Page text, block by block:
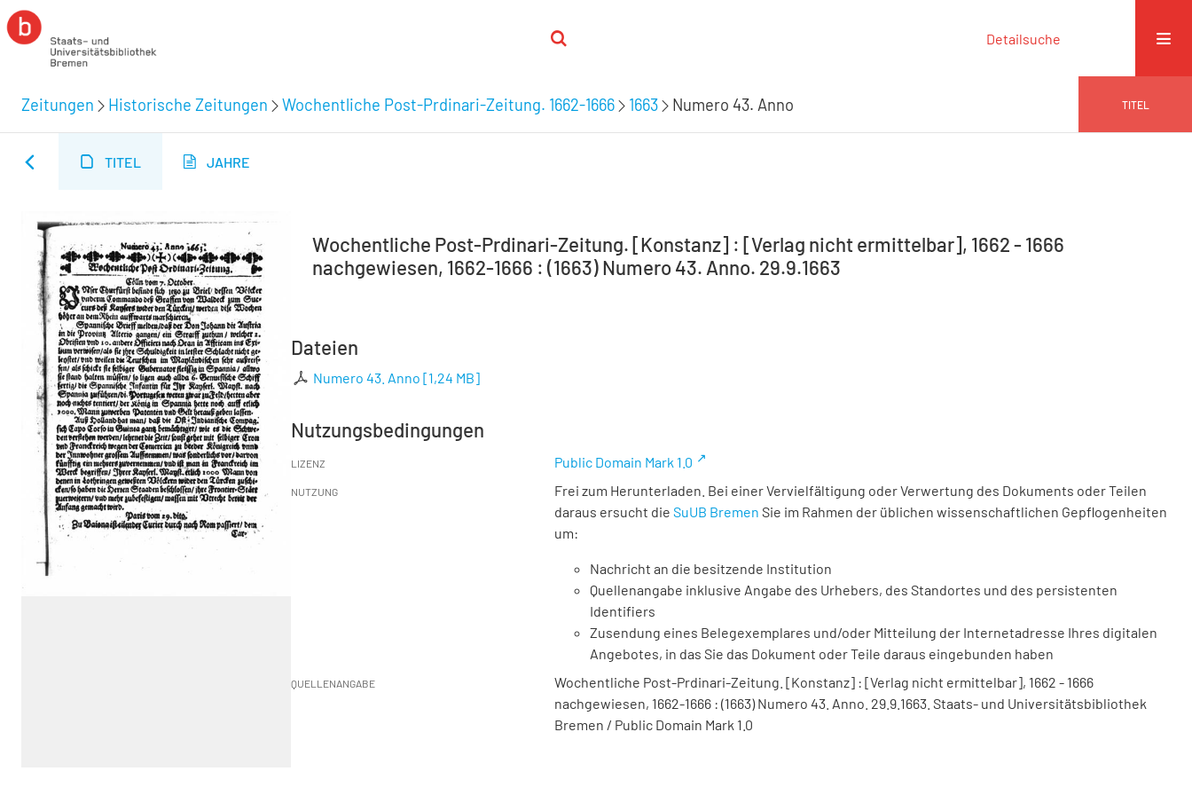
Detailsuche
Zeitungen Historische Zeitungen Wochentliche Post-Prdinari-Zeitung. 1662-1666 1663 Numero 43. Anno TITEL
TITEL JAHRE
Wochentliche Post-Prdinari-Zeitung. [Konstanz] : [Verlag nicht ermittelbar], 1662 - 1666
nachgewiesen, 1662-1666 : (1663) Numero 43. Anno. 29.9.1663
Dateien
Numero 43. Anno [1,24 MB]
Nutzungsbedingungen
LIZENZ Public Domain Mark 1.0
NUTZUNG
Frei zum Herunterladen. Bei einer Vervielfältigung oder Verwertung des Dokuments oder Teilen
daraus ersucht die SuUB Bremen Sie im Rahmen der üblichen wissenschaftlichen Gepflogenheiten
um:
Nachricht an die besitzende Institution
Quellenangabe inklusive Angabe des Urhebers, des Standortes und des persistenten
Identifiers
Zusendung eines Belegexemplares und/oder Mitteilung der Internetadresse Ihres digitalen
Angebotes, in das Sie das Dokument oder Teile daraus eingebunden haben
QUELLENANGABE
Wochentliche Post-Prdinari-Zeitung. [Konstanz] : [Verlag nicht ermittelbar], 1662 - 1666
nachgewiesen, 1662-1666 : (1663) Numero 43. Anno. 29.9.1663. Staats- und Universitätsbibliothek
Bremen / Public Domain Mark 1.0